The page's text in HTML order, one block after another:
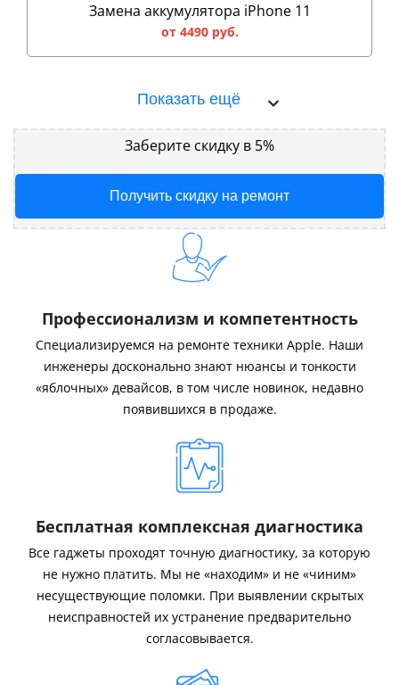
Замена аккумулятора iPhone 11
от 4490 руб.
Показать ещё
Заберите скидку в 5%
Получить скидку на ремонт
Профессионализм и компетентность
Специализируемся на ремонте техники Apple. Наши
инженеры досконально знают нюансы и тонкости
«яблочных» девайсов, в том числе новинок, недавно
появившихся в продаже.
Бесплатная комплексная диагностика
Все гаджеты проходят точную диагностику, за которую
не нужно платить. Мы не «находим» и не «чиним»
несуществующие поломки. При выявлении скрытых
неисправностей их устранение предварительно
согласовывается.